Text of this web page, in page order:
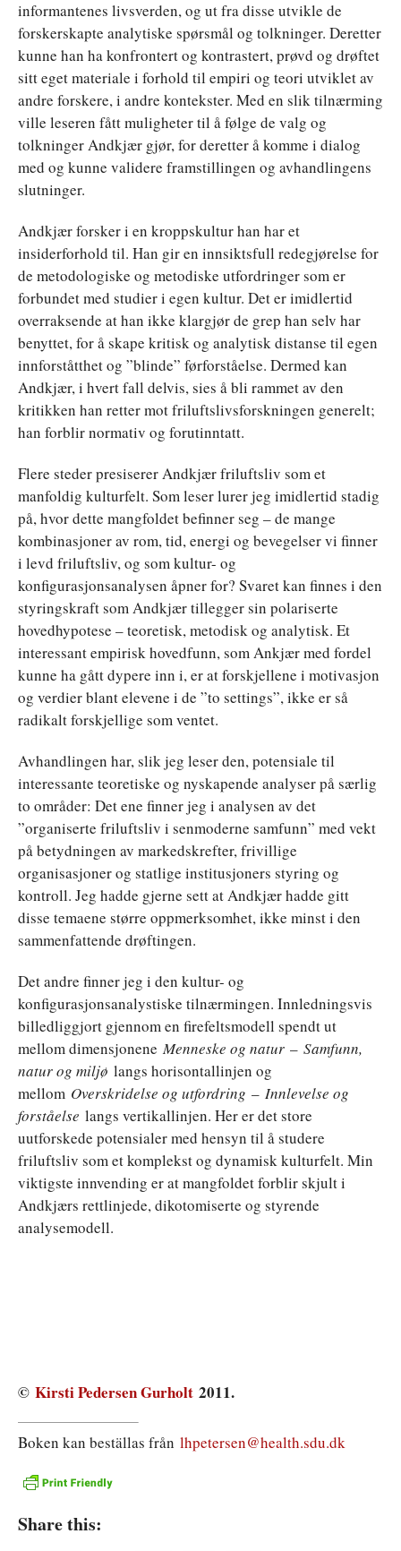
informantenes livsverden, og ut fra disse utvikle de
forskerskapte analytiske spørsmål og tolkninger. Deretter
kunne han ha konfrontert og kontrastert, prøvd og drøftet
sitt eget materiale i forhold til empiri og teori utviklet av
andre forskere, i andre kontekster. Med en slik tilnærming
ville leseren fått muligheter til å følge de valg og
tolkninger Andkjær gjør, for deretter å komme i dialog
med og kunne validere framstillingen og avhandlingens
slutninger.
Andkjær forsker i en kroppskultur han har et
insiderforhold til. Han gir en innsiktsfull redegjørelse for
de metodologiske og metodiske utfordringer som er
forbundet med studier i egen kultur. Det er imidlertid
overraksende at han ikke klargjør de grep han selv har
benyttet, for å skape kritisk og analytisk distanse til egen
innforståtthet og ”blinde” førforståelse. Dermed kan
Andkjær, i hvert fall delvis, sies å bli rammet av den
kritikken han retter mot friluftslivsforskningen generelt;
han forblir normativ og forutinntatt.
Flere steder presiserer Andkjær friluftsliv som et
manfoldig kulturfelt. Som leser lurer jeg imidlertid stadig
på, hvor dette mangfoldet befinner seg – de mange
kombinasjoner av rom, tid, energi og bevegelser vi finner
i levd friluftsliv, og som kultur- og
konfigurasjonsanalysen åpner for? Svaret kan finnes i den
styringskraft som Andkjær tillegger sin polariserte
hovedhypotese – teoretisk, metodisk og analytisk. Et
interessant empirisk hovedfunn, som Ankjær med fordel
kunne ha gått dypere inn i, er at forskjellene i motivasjon
og verdier blant elevene i de ”to settings”, ikke er så
radikalt forskjellige som ventet.
Avhandlingen har, slik jeg leser den, potensiale til
interessante teoretiske og nyskapende analyser på særlig
to områder: Det ene finner jeg i analysen av det
”organiserte friluftsliv i senmoderne samfunn” med vekt
på betydningen av markedskrefter, frivillige
organisasjoner og statlige institusjoners styring og
kontroll. Jeg hadde gjerne sett at Andkjær hadde gitt
disse temaene større oppmerksomhet, ikke minst i den
sammenfattende drøftingen.
Det andre finner jeg i den kultur- og
konfigurasjonsanalystiske tilnærmingen. Innledningsvis
billedliggjort gjennom en firefeltsmodell spendt ut
mellom dimensjoneneMenneske og natur – Samfunn,
natur og miljø langs horisontallinjen og
mellom Overskridelse og utfordring – Innlevelse og
forståelse langs vertikallinjen. Her er det store
uutforskede potensialer med hensyn til å studere
friluftsliv som et komplekst og dynamisk kulturfelt. Min
viktigste innvending er at mangfoldet forblir skjult i
Andkjærs rettlinjede, dikotomiserte og styrende
analysemodell.
© Kirsti Pedersen Gurholt 2011.
Boken kan beställas från lhpetersen@health.sdu.dk
Share this: